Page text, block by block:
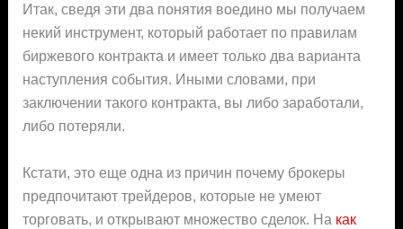
Итак, сведя эти два понятия воедино мы получаем
некий инструмент, который работает по правилам
биржевого контракта и имеет только два варианта
наступления события. Иными словами, при
заключении такого контракта, вы либо заработали,
либо потеряли.
Кстати, это еще одна из причин почему брокеры
предпочитают трейдеров, которые не умеют
торговать, и открывают множество сделок. На как